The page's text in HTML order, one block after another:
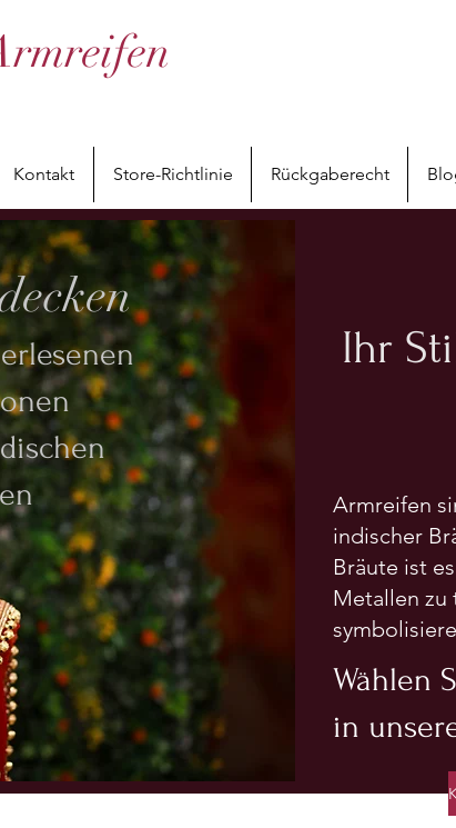
Kontakt Store-Richtlinie Rückgaberecht
Ihr
Armreifen
indischer
Bräute ist
Metallen zu
Wählen
in